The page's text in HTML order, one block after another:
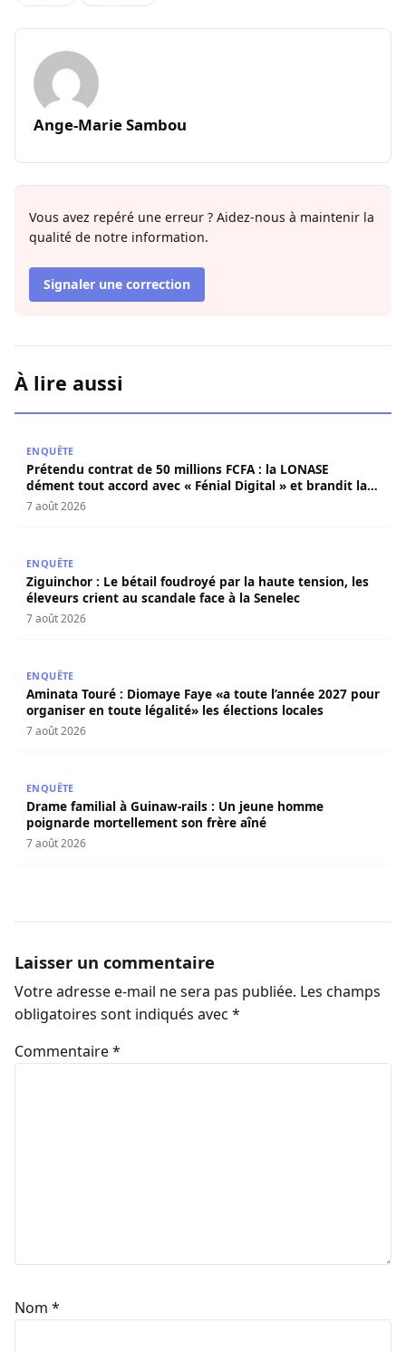
Ange-Marie Sambou
Vous avez repéré une erreur ? Aidez-nous à maintenir la
qualité de notre information.
Signaler une correction
À lire aussi
ENQUÊTE
Prétendu contrat de 50 millions FCFA : la LONASE
dément tout accord avec « Fénial Digital » et brandit la
menace de poursuites
7 août 2026
ENQUÊTE
Ziguinchor : Le bétail foudroyé par la haute tension, les
éleveurs crient au scandale face à la Senelec
7 août 2026
ENQUÊTE
Aminata Touré : Diomaye Faye «a toute l’année 2027 pour
organiser en toute légalité» les élections locales
7 août 2026
ENQUÊTE
Drame familial à Guinaw-rails : Un jeune homme
poignarde mortellement son frère aîné
7 août 2026
Laisser un commentaire
Votre adresse e-mail ne sera pas publiée. Les champs
obligatoires sont indiqués avec *
Commentaire*
Nom *